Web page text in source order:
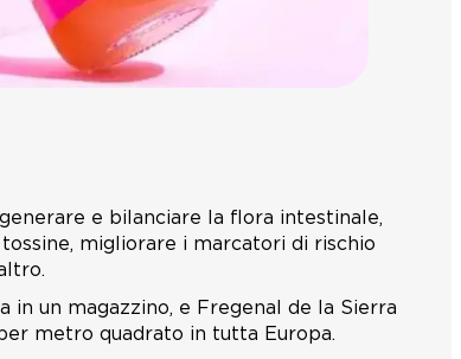
e bilanciare la flora intestinale,
migliorare i marcatori di rischio
un magazzino, e Fregenal de la Sierra
metro quadrato in tutta Europa.